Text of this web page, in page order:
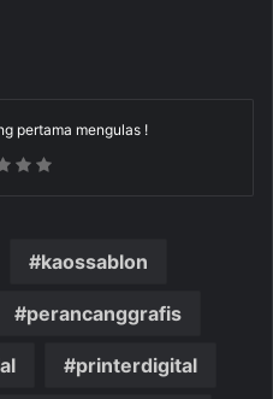
pertama mengulas !
kaossablon
perancanggrafis
printerdigital